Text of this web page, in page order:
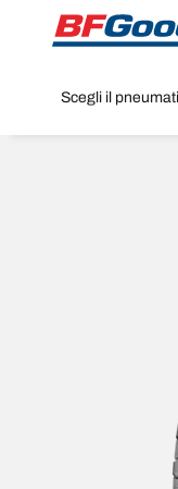
Go to page content
Scegli il